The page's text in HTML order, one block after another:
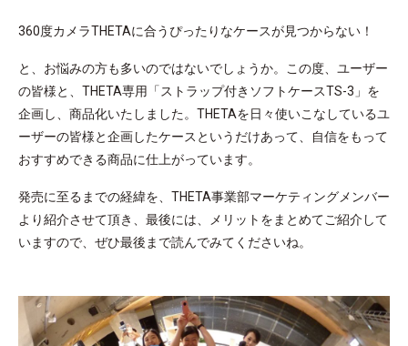
360度カメラTHETAに合うぴったりなケースが見つからない！
と、お悩みの方も多いのではないでしょうか。この度、ユーザー
の皆様と、THETA専用「ストラップ付きソフトケースTS-3」を
企画し、商品化いたしました。THETAを日々使いこなしているユ
ーザーの皆様と企画したケースというだけあって、自信をもって
おすすめできる商品に仕上がっています。
発売に至るまでの経緯を、THETA事業部マーケティングメンバー
より紹介させて頂き、最後には、メリットをまとめてご紹介して
いますので、ぜひ最後まで読んでみてくださいね。